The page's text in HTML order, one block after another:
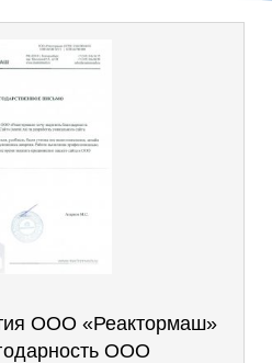
ООО «Реактормаш»
ООО